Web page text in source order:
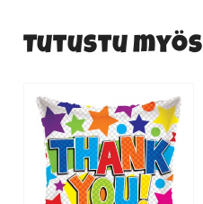
Tutustu myös